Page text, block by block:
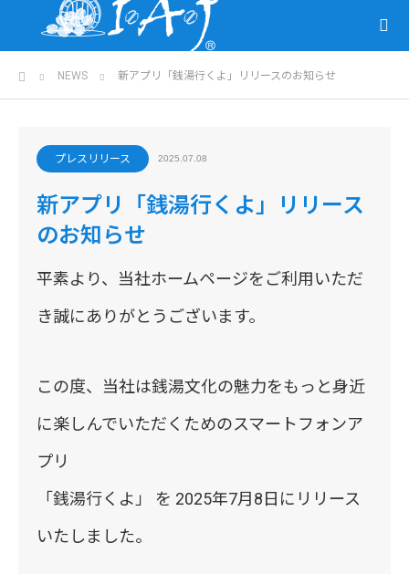
ホームNEWS 新アプリ「銭湯行くよ」リリースのお知らせ
プレスリリース 2025.07.08
新アプリ「銭湯行くよ」リリース
のお知らせ
平素より、当社ホームページをご利用いただ
き誠にありがとうございます。
この度、当社は銭湯文化の魅力をもっと身近
に楽しんでいただくためのスマートフォンア
プリ
「銭湯行くよ」 を 2025年7月8日にリリース
いたしました。